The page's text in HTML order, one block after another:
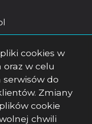
cookies w
w celu
serwisów do
Zmiany
cookie
chwili